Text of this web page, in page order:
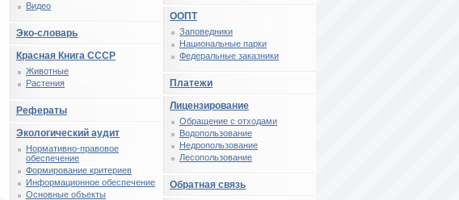
ООПТ
Заповедники
Национальные парки
Федеральные заказники
Платежи
Лицензирование
Обращение с отходами
Водопользование
Недропользование
Лесопользование
Обратная связь
Видео
Эко-словарь
Красная Книга СССР
Животные
Растения
Рефераты
Экологический аудит
Нормативно-правовое
обеспечение
Формирование критериев
Информационное обеспечение
Основные объекты